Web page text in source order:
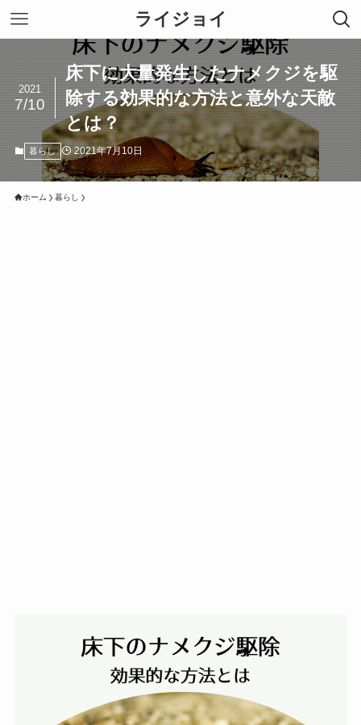
ライジョイ
床下に大量発生したナメクジを駆
除する効果的な方法と意外な天敵
とは？
2021
7/10
暮らし 2021年7月10日
ホーム 暮らし